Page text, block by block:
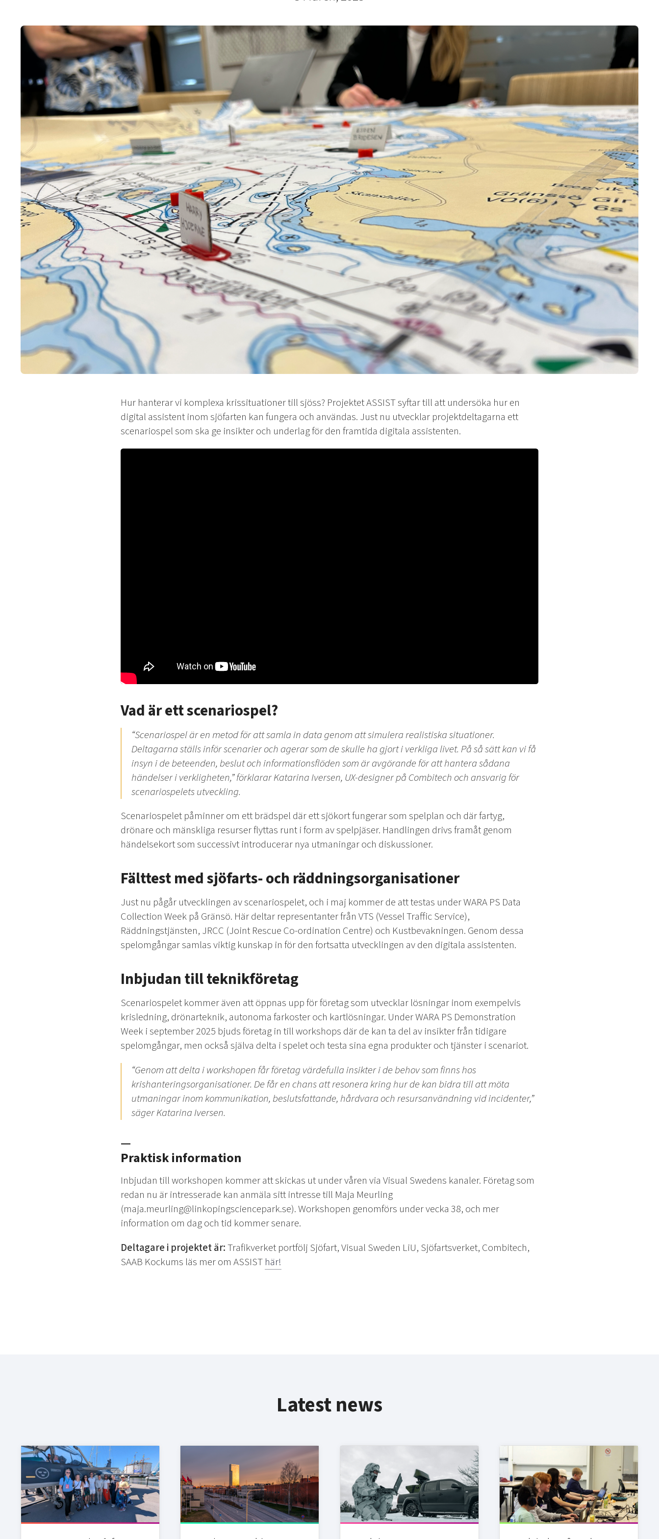
Hur hanterar vi komplexa krissituationer till sjöss? Projektet ASSIST syftar till att undersöka hur en
digital assistent inom sjöfarten kan fungera och användas. Just nu utvecklar projektdeltagarna ett
scenariospel som ska ge insikter och underlag för den framtida digitala assistenten.
Vad är ett scenariospel?
“Scenariospel är en metod för att samla in data genom att simulera realistiska situationer.
Deltagarna ställs inför scenarier och agerar som de skulle ha gjort i verkliga livet. På så sätt kan vi få
insyn i de beteenden, beslut och informationsflöden som är avgörande för att hantera sådana
händelser i verkligheten,” förklarar Katarina Iversen, UX-designer på Combitech och ansvarig för
scenariospelets utveckling.
Scenariospelet påminner om ett brädspel där ett sjökort fungerar som spelplan och där fartyg,
drönare och mänskliga resurser flyttas runt i form av spelpjäser. Handlingen drivs framåt genom
händelsekort som successivt introducerar nya utmaningar och diskussioner.
Fälttest med sjöfarts- och räddningsorganisationer
Just nu pågår utvecklingen av scenariospelet, och i maj kommer de att testas under WARA PS Data
Collection Week på Gränsö. Här deltar representanter från VTS (Vessel Traffic Service),
Räddningstjänsten, JRCC (Joint Rescue Co-ordination Centre) och Kustbevakningen. Genom dessa
spelomgångar samlas viktig kunskap in för den fortsatta utvecklingen av den digitala assistenten.
Inbjudan till teknikföretag
Scenariospelet kommer även att öppnas upp för företag som utvecklar lösningar inom exempelvis
krisledning, drönarteknik, autonoma farkoster och kartlösningar. Under WARA PS Demonstration
Week i september 2025 bjuds företag in till workshops där de kan ta del av insikter från tidigare
spelomgångar, men också själva delta i spelet och testa sina egna produkter och tjänster i scenariot.
“Genom att delta i workshopen får företag värdefulla insikter i de behov som finns hos
krishanteringsorganisationer. De får en chans att resonera kring hur de kan bidra till att möta
utmaningar inom kommunikation, beslutsfattande, hårdvara och resursanvändning vid incidenter,”
säger Katarina Iversen.
—
Praktisk information
Inbjudan till workshopen kommer att skickas ut under våren via Visual Swedens kanaler. Företag som
redan nu är intresserade kan anmäla sitt intresse till Maja Meurling
(maja.meurling@linkopingsciencepark.se). Workshopen genomförs under vecka 38, och mer
information om dag och tid kommer senare.
Deltagare i projektet är:Trafikverket portfölj Sjöfart, Visual Sweden LiU, Sjöfartsverket, Combitech,
SAAB Kockums läs mer om ASSIST här!
Latest news